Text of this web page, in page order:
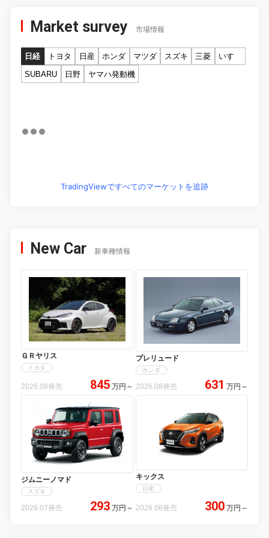
Market survey 市場情報
日経 トヨタ 日産 ホンダ マツダ スズキ 三菱
いすゞ
SUBARU
日野 ヤマハ発動機
TradingViewですべてのマーケットを追跡
New Car 新車種情報
ＧＲヤリス
トヨタ
2026.08発売 845 万円 ～
プレリュード
ホンダ
2026.08発売 631 万円 ～
ジムニーノマド
スズキ
2026.07発売 293 万円 ～
キックス
日産
2026.06発売 300 万円 ～